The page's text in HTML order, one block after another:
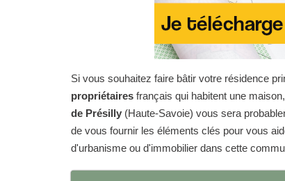
Si vous souhaitez faire bâtir votre résidence
propriétaires français qui habitent une
de Présilly (Haute-Savoie) vous sera
de vous fournir les éléments clés pour vous
d'urbanisme ou d'immobilier dans cette